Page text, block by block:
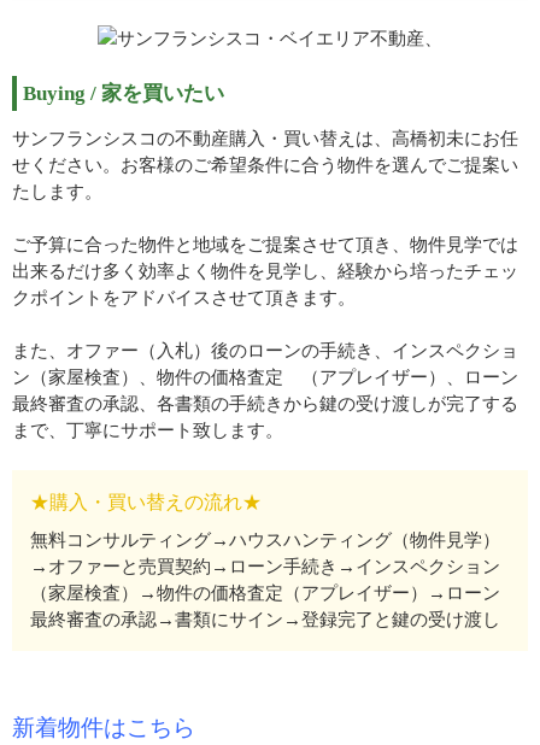
Buying / 家を買いたい
サンフランシスコの不動産購入・買い替えは、高橋初未にお任
せください。お客様のご希望条件に合う物件を選んでご提案い
たします。
ご予算に合った物件と地域をご提案させて頂き、物件見学では
出来るだけ多く効率よく物件を見学し、経験から培ったチェッ
クポイントをアドバイスさせて頂きます。
また、オファー（入札）後のローンの手続き、インスペクショ
ン（家屋検査）、物件の価格査定 （アプレイザー）、ローン
最終審査の承認、各書類の手続きから鍵の受け渡しが完了する
まで、丁寧にサポート致します。
★購入・買い替えの流れ★
無料コンサルティング→ハウスハンティング（物件見学）
→オファーと売買契約→ローン手続き→インスペクション
（家屋検査）→物件の価格査定（アプレイザー）→ローン
最終審査の承認→書類にサイン→登録完了と鍵の受け渡し
新着物件はこちら